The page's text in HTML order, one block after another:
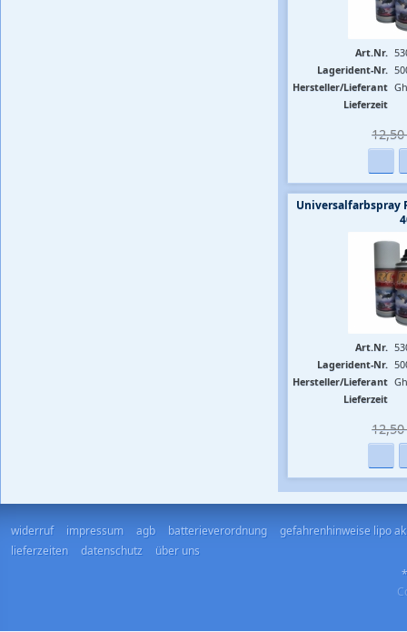
Art.Nr.
Lagerident-Nr.
Hersteller/Lieferant
Lieferzeit
12,50
Universalfarbspray
Art.Nr.
Lagerident-Nr.
Hersteller/Lieferant
Lieferzeit
12,50
widerruf impressum agb batterieverordnung
gefahrenhinweise lipo
lieferzeiten
datenschutz
über uns